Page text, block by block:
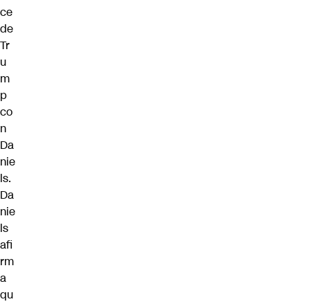
ce
de
Tr
u
m
p
co
n
Da
nie
ls.
Da
nie
ls
afi
rm
a
qu